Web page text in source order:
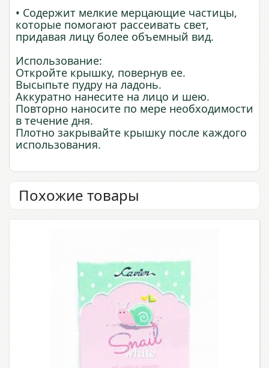
• Содержит мелкие мерцающие частицы,
которые помогают рассеивать свет,
придавая лицу более объемный вид.
Использование:
Откройте крышку, повернув ее.
Высыпьте пудру на ладонь.
Аккуратно нанесите на лицо и шею.
Повторно наносите по мере необходимости
в течение дня.
Плотно закрывайте крышку после каждого
использования.
Похожие товары